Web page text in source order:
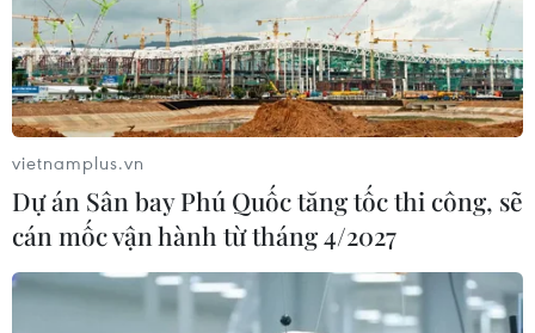
vietnamplus.vn
Dự án Sân bay Phú Quốc tăng tốc thi công, sẽ
cán mốc vận hành từ tháng 4/2027